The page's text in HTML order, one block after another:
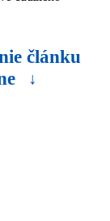
článku
↓